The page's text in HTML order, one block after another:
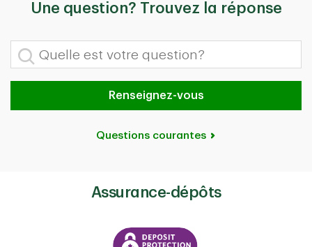
Une question? Trouvez la réponse
Quelle est votre question?
Renseignez-vous
Questions courantes
Assurance-dépôts